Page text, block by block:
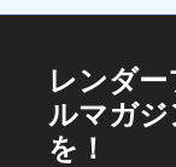
レンダ
ルマガ
を！